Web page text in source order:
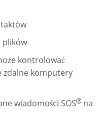
plików
kontrolować
zdalne komputery
wiadomości SOS
na